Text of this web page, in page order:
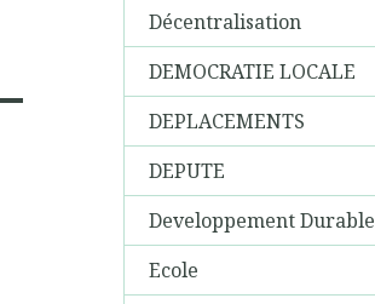
Décentralisation
DEMOCRATIE LOCALE
DEPLACEMENTS
DEPUTE
Developpement Durable
Ecole